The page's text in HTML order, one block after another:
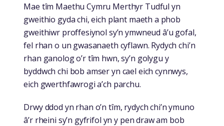
Mae tîm Maethu Cymru Merthyr Tudful yn
gweithio gyda chi, eich plant maeth a phob
gweithiwr proffesiynol sy’n ymwneud â’u gofal,
fel rhan o un gwasanaeth cyflawn. Rydych chi’n
rhan ganolog o’r tîm hwn, sy’n golygu y
byddwch chi bob amser yn cael eich cynnwys,
eich gwerthfawrogi a’ch parchu.
Drwy ddod yn rhan o’n tîm, rydych chi’n ymuno
â’r rheini sy’n gyfrifol yn y pen draw am bob